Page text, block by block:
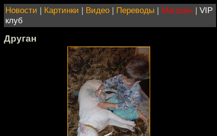
Новости | Картинки | Видео | Переводы | Магазин | VIP
клуб
Друган